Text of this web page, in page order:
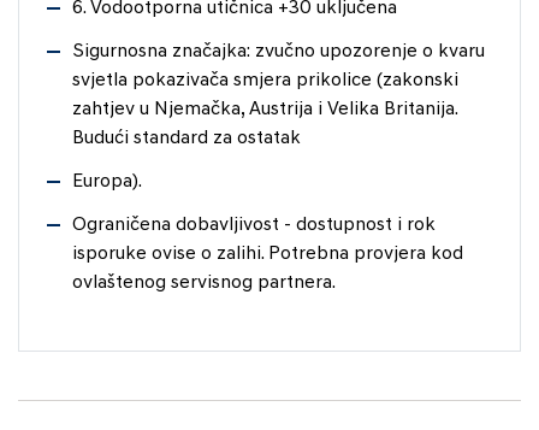
6. Vodootporna utičnica +30 uključena
Sigurnosna značajka: zvučno upozorenje o kvaru
svjetla pokazivača smjera prikolice (zakonski
zahtjev u Njemačka, Austrija i Velika Britanija.
Budući standard za ostatak
Europa).
Ograničena dobavljivost - dostupnost i rok
isporuke ovise o zalihi. Potrebna provjera kod
ovlaštenog servisnog partnera.